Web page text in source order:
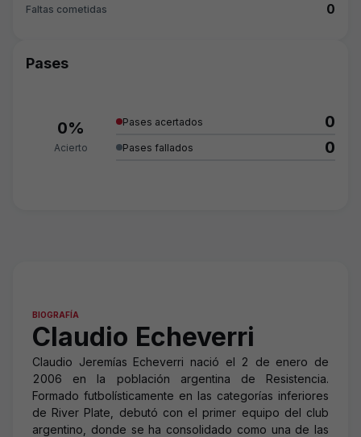
Faltas cometidas 0
Pases
0%
Acierto
Pases acertados 0
Pases fallados 0
BIOGRAFÍA
Claudio Echeverri
Claudio Jeremías Echeverri nació el 2 de enero de
2006 en la población argentina de Resistencia.
Formado futbolísticamente en las categorías inferiores
de River Plate, debutó con el primer equipo del club
argentino, donde se ha consolidado como una de las